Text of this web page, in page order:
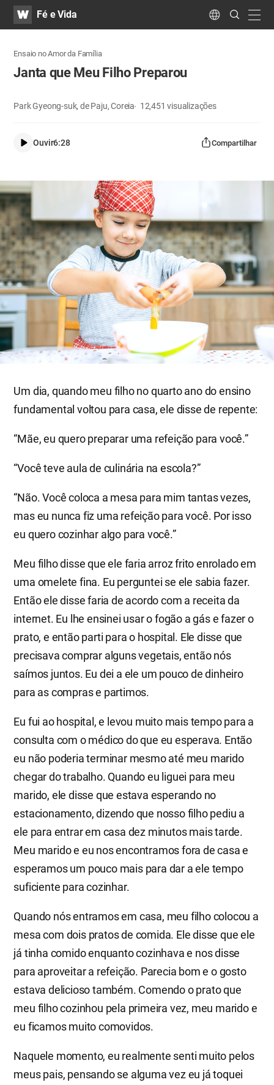
WATVFé e Vida Language
Search
Submit
Ensaio no Amor da Família
Janta que Meu Filho Preparou
Park Gyeong-suk, de Paju, Coreia 12,451visualizações
Ouvir6:28 Compartilhar
Um dia, quando meu filho no quarto ano do ensino
fundamental voltou para casa, ele disse de repente:
“Mãe, eu quero preparar uma refeição para você.”
“Você teve aula de culinária na escola?”
“Não. Você coloca a mesa para mim tantas vezes,
mas eu nunca fiz uma refeição para você. Por isso
eu quero cozinhar algo para você.”
Meu filho disse que ele faria arroz frito enrolado em
uma omelete fina. Eu perguntei se ele sabia fazer.
Então ele disse faria de acordo com a receita da
internet. Eu lhe ensinei usar o fogão a gás e fazer o
prato, e então parti para o hospital. Ele disse que
precisava comprar alguns vegetais, então nós
saímos juntos. Eu dei a ele um pouco de dinheiro
para as compras e partimos.
Eu fui ao hospital, e levou muito mais tempo para a
consulta com o médico do que eu esperava. Então
eu não poderia terminar mesmo até meu marido
chegar do trabalho. Quando eu liguei para meu
marido, ele disse que estava esperando no
estacionamento, dizendo que nosso filho pediu a
ele para entrar em casa dez minutos mais tarde.
Meu marido e eu nos encontramos fora de casa e
esperamos um pouco mais para dar a ele tempo
suficiente para cozinhar.
Quando nós entramos em casa, meu filho colocou a
mesa com dois pratos de comida. Ele disse que ele
já tinha comido enquanto cozinhava e nos disse
para aproveitar a refeição. Parecia bom e o gosto
estava delicioso também. Comendo o prato que
meu filho cozinhou pela primeira vez, meu marido e
eu ficamos muito comovidos.
Naquele momento, eu realmente senti muito pelos
meus pais, pensando se alguma vez eu já toquei